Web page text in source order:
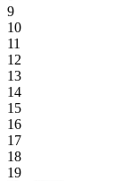
9
10
11
12
13
14
15
16
17
18
19